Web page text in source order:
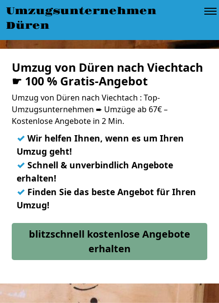
Umzugsunternehmen
Düren
Umzug von Düren nach Viechtach
☛ 100 % Gratis-Angebot
Umzug von Düren nach Viechtach : Top-
Umzugsunternehmen ➨ Umzüge ab 67€ –
Kostenlose Angebote in 2 Min.
✓ Wir helfen Ihnen, wenn es um Ihren
Umzug geht!
✓ Schnell & unverbindlich Angebote
erhalten!
✓ Finden Sie das beste Angebot für Ihren
Umzug!
blitzschnell kostenlose Angebote
erhalten